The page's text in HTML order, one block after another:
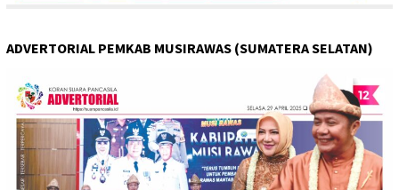
ADVERTORIAL PEMKAB MUSIRAWAS (SUMATERA SELATAN)